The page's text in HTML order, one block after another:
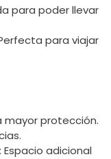
para poder llevar
para viajar
mayor protección.
adicional